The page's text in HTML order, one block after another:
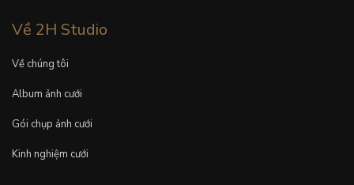
Về 2H Studio
Về chúng tôi
Album ảnh cưới
Gói chụp ảnh cưới
Kinh nghiệm cưới